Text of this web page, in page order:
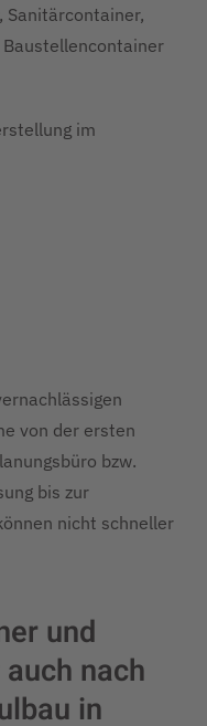
Sanitärcontainer,
im
von der ersten
bzw.
bis zur
nicht schneller
und
nach
in